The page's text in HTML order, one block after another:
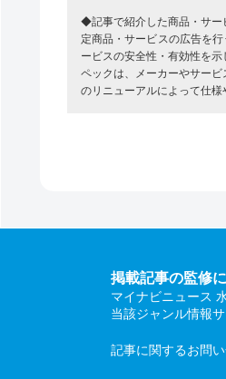
◆記事で紹介した商品・サー
定商品・サービスの広告を
ービスの安全性・有効性を
ペックは、メーカーやサー
のリニューアルによって仕様
掲載記事の監修
マイナビニュース
当該ジャンル情報
記事に関するお問